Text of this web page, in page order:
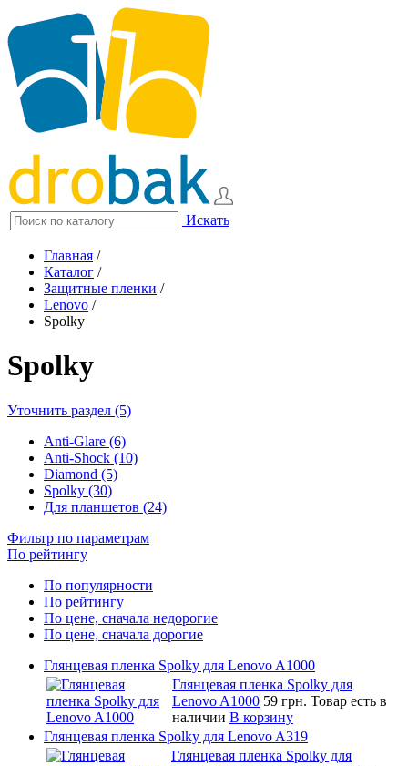
Искать
Главная /
Каталог /
Защитные пленки /
Lenovo /
Spolky
Spolky
Уточнить раздел (5)
Anti-Glare (6)
Anti-Shock (10)
Diamond (5)
Spolky (30)
Для планшетов (24)
Фильтр по параметрам
По рейтингу
По популярности
По рейтингу
По цене, сначала недорогие
По цене, сначала дорогие
Глянцевая пленка Spolky для Lenovo A1000
Глянцевая пленка Spolky для
Lenovo A1000 59 грн. Товар есть в
наличии В корзину
Глянцевая пленка Spolky для Lenovo A319
Глянцевая пленка Spolky для